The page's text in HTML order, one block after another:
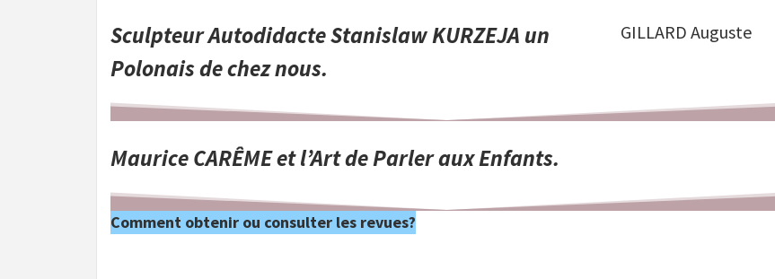
Sculpteur Autodidacte Stanislaw KURZEJA un
Polonais de chez nous.
GILLARD Auguste
Maurice CARÊME et l’Art de Parler aux Enfants.
Comment obtenir ou consulter les revues?